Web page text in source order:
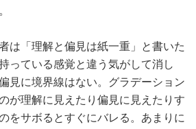
は「理解と偏見は紙一重」と書いた
っている感覚と違う気がして消し
見に境界線はない。グラデーション
が理解に見えたり偏見に見えたりす
をサボるとすぐにバレる。あまりに